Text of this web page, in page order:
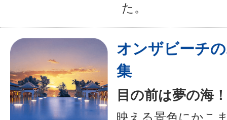
た。
オンザビーチ
集
目の前は夢の海
映える景色にかこ